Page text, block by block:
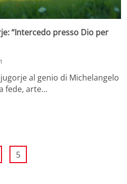
“Intercedo presso Dio per
al genio di Michelangelo
fede, arte…
5